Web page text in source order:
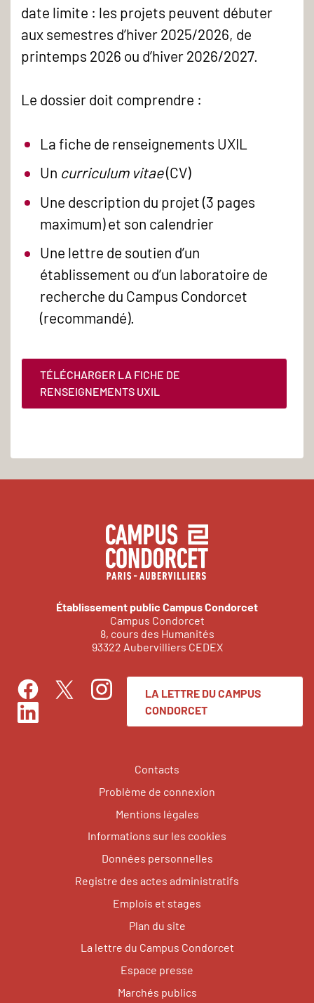
date limite : les projets peuvent débuter
aux semestres d’hiver 2025/2026, de
printemps 2026 ou d’hiver 2026/2027.
Le dossier doit comprendre :
La fiche de renseignements UXIL
Un curriculum vitae(CV)
Une description du projet (3 pages
maximum) et son calendrier
Une lettre de soutien d’un
établissement ou d’un laboratoire de
recherche du Campus Condorcet
(recommandé).
TÉLÉCHARGER LA FICHE DE
RENSEIGNEMENTS UXIL
Établissement public Campus Condorcet
Campus Condorcet
8, cours des Humanités
93322 Aubervilliers CEDEX
FacebookTwitterInstagram
LinkedIn
LA LETTRE DU CAMPUS
CONDORCET
Contacts
Problème de connexion
Mentions légales
Informations sur les cookies
Données personnelles
Registre des actes administratifs
Emplois et stages
Plan du site
La lettre du Campus Condorcet
Espace presse
Marchés publics